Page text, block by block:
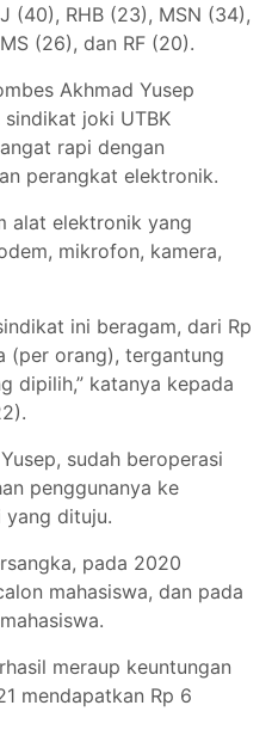
(40), RHB (23), MSN (34),
(26), dan RF (20).
Akhmad Yusep
sindikat joki UTBK
rapi dengan
perangkat elektronik.
alat elektronik yang
mikrofon, kamera,
ini beragam, dari Rp
(per orang), tergantung
dipilih,” katanya kepada
sudah beroperasi
penggunanya ke
yang dituju.
pada 2020
mahasiswa, dan pada
meraup keuntungan
mendapatkan Rp 6